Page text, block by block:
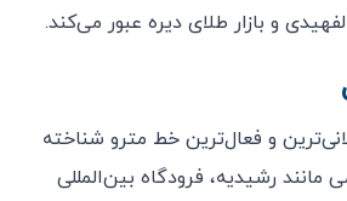
و بازار طلای دیره عبور می‌کند.
و فعال‌ترین خط مترو شناخته
رشیدیه، فرودگاه بین‌المللی